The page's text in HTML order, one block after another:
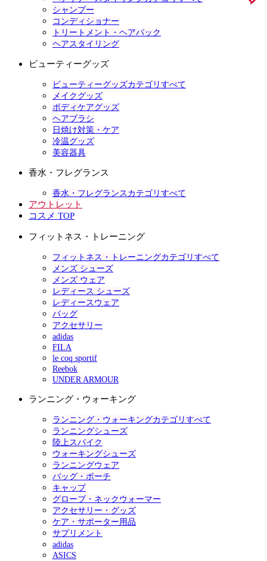
シャンプー
コンディショナー
トリートメント・ヘアパック
ヘアスタイリング
ビューティーグッズ
ビューティーグッズカテゴリすべて
メイクグッズ
ボディケアグッズ
ヘアブラシ
日焼け対策・ケア
冷温グッズ
美容器具
香水・フレグランス
香水・フレグランスカテゴリすべて
アウトレット
コスメ TOP
フィットネス・トレーニング
フィットネス・トレーニングカテゴリすべて
メンズ シューズ
メンズ ウェア
レディース シューズ
レディースウェア
バッグ
アクセサリー
adidas
FILA
le coq sportif
Reebok
UNDER ARMOUR
ランニング・ウォーキング
ランニング・ウォーキングカテゴリすべて
ランニングシューズ
陸上スパイク
ウォーキングシューズ
ランニングウェア
バッグ・ポーチ
キャップ
グローブ・ネックウォーマー
アクセサリー・グッズ
ケア・サポーター用品
サプリメント
adidas
ASICS